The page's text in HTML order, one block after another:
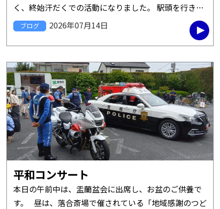
く、終始汗だくでの活動になりました。 駅頭を行きか
う皆さんも、日傘やハンディファンを持つ方も多く、
そのためにレポート配布は苦 […]
ブログ 2026年07月14日
平和コンサート
本日の午前中は、盂蘭盆会に出席し、お盆のご供養で
す。 昼は、落合斎場で催されている「地域感謝のつど